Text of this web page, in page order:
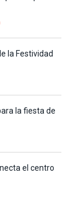
la Festividad
la fiesta de
el centro